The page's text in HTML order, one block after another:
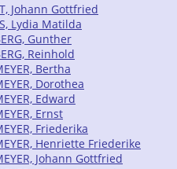
Johann Gottfried
Lydia Matilda
Gunther
Reinhold
Bertha
Dorothea
Edward
Ernst
Friederika
Henriette Friederike
Johann Gottfried